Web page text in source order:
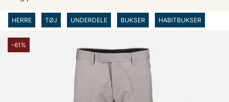
HERRE TØJ UNDERDELE BUKSER HABITBUKSER
-61%